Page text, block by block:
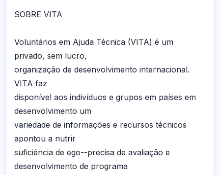
SOBRE VITA
Voluntários em Ajuda Técnica (VITA) é um
privado, sem lucro,
organização de desenvolvimento internacional.
VITA faz
disponível aos indivíduos e grupos em países em
desenvolvimento um
variedade de informações e recursos técnicos
apontou a nutrir
suficiência de ego--precisa de avaliação e
desenvolvimento de programa